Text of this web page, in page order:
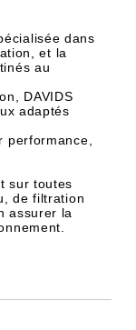
dans
et la
au
DAVIDS
adaptés
performance,
sur toutes
de filtration
assurer la